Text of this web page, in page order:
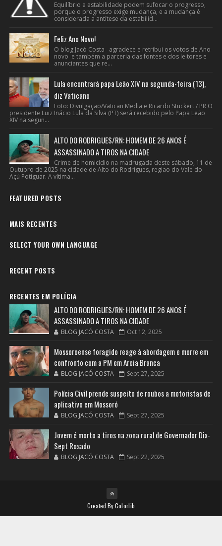
Equilíbrio e estabilidade podem sufocar o progresso,
porque o progresso exige mudança, e a mudança é
considerada a antítese da estabilid...
Feliz Ano Novo!
O blog Jacó Costa agradece e retribui os votos de Ano
novo e também a parceria das fontes e dos leitores e
anunciantes que re...
Lula encontrará papa Leão XIV na segunda-feira (13),
diz Vaticano
Foto: Divulgação/Vatican Media e Ricardo Stuckert / PR O
presidente Luiz Inácio Lula da Silva (PT) será recebido pelo Papa Leão
XIV na segun...
ALTO DO RODRIGUES/RN: HOMEM DE 26 ANOS É
ASSASSINADO A TIROS NA CIDADE
Crime de homicídio na madrugada deste sábado, 11 de
Outubro de 2025 na cidade de Alto do Rodrigues, regiao do Vale do
Açú Potiguar. A vítima...
FEATURED POSTS
MAIS RECENTES
SELECT YOUR OWN LANGUAGE
RECENT POSTS
RECENTES EM POLÍCIA
ALTO DO RODRIGUES/RN: HOMEM DE 26 ANOS É
ASSASSINADO A TIROS NA CIDADE
BLOG JACÓ COSTA Oct 12, 2025
Mossoroense foragido reage à abordagem e morre em
confronto com a PM em Areia Branca
BLOG JACÓ COSTA Sept 27, 2025
Polícia Civil prende suspeito de roubos a motoristas de
aplicativo em Mossoró
BLOG JACÓ COSTA Sept 27, 2025
Jovem é morto a tiros na zona rural de Governador Dix-
Sept Rosado
BLOG JACÓ COSTA Sept 22, 2025
Created ByColorlib